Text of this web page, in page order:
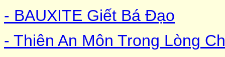
- BAUXITE Giết Bá Đạo
- Thiên An Môn Trong Lòng